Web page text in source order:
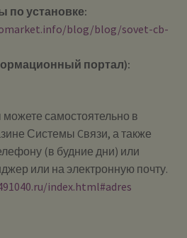
по установке:
blog/blog/sovet-cb-
портал):
самостоятельно в
Системы Cвязи, а также
(в будние дни) или
или на электронную почту.
index.html#adres